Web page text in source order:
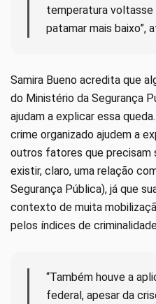
temperatura voltasse
patamar mais baixo”,
Samira Bueno acredita que
do Ministério da Segurança
ajudam a explicar essa
crime organizado ajudem a
outros fatores que precisam
existir, claro, uma relação
Segurança Pública), já que
contexto de muita
pelos índices de
“Também houve a
federal, apesar da